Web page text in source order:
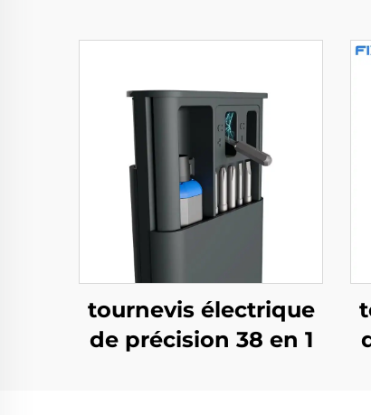
tournevis électrique
de précision 38 en 1